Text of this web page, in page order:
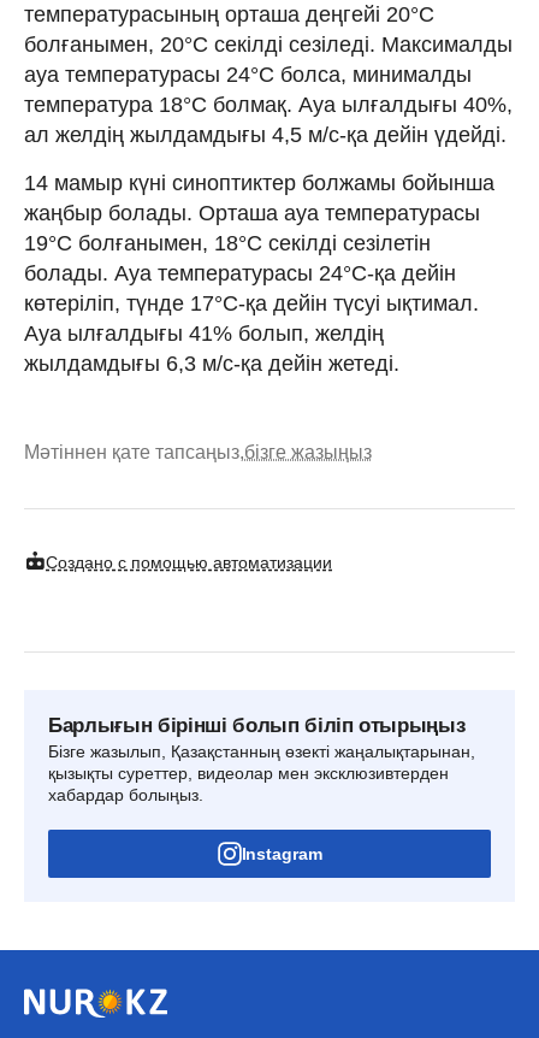
температурасының орташа деңгейі 20°C
болғанымен, 20°C секілді сезіледі. Максималды
ауа температурасы 24°C болса, минималды
температура 18°C болмақ. Ауа ылғалдығы 40%,
ал желдің жылдамдығы 4,5 м/с-қа дейін үдейді.
14 мамыр күні синоптиктер болжамы бойынша
жаңбыр болады. Орташа ауа температурасы
19°C болғанымен, 18°C секілді сезілетін
болады. Ауа температурасы 24°C-қа дейін
көтеріліп, түнде 17°C-қа дейін түсуі ықтимал.
Ауа ылғалдығы 41% болып, желдің
жылдамдығы 6,3 м/с-қа дейін жетеді.
Мәтіннен қате тапсаңыз,бізге жазыңыз
Создано с помощью автоматизации
Барлығын бірінші болып біліп отырыңыз
Бізге жазылып, Қазақстанның өзекті жаңалықтарынан,
қызықты суреттер, видеолар мен эксклюзивтерден
хабардар болыңыз.
Instagram